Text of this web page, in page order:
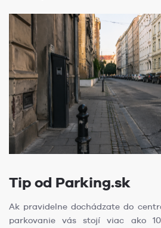
Tip od Parking.sk
Ak pravidelne dochádzate do
parkovanie vás stojí viac ako